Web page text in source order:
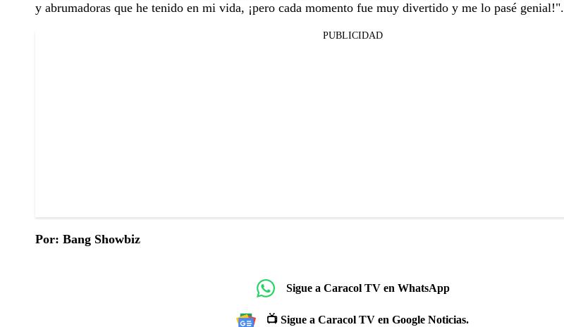
y abrumadoras que he tenido en mi vida, ¡pero cada momento fue muy divertido y me lo pasé genial!".
PUBLICIDAD
Por: Bang Showbiz
Sigue a Caracol TV en WhatsApp
📺 Sigue a Caracol TV en Google Noticias.